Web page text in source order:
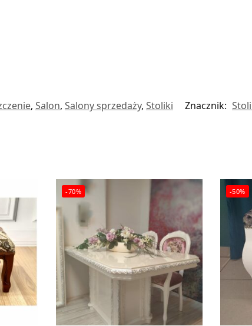
, Salon, Salony sprzedaży, Stoliki Znacznik:
-70% -50%